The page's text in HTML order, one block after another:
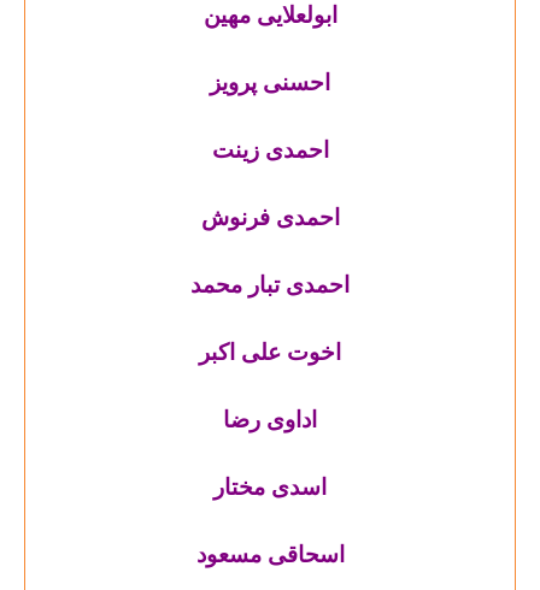
ابولعلایی مهین
احسنی پرویز
احمدی زینت
احمدی فرنوش
احمدی تبار محمد
اخوت علی اکبر
اداوی رضا
اسدی مختار
اسحاقی مسعود